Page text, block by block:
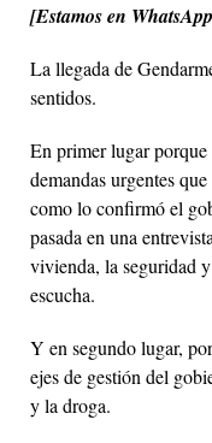
[Estamos en
La llegada de
sentidos.
En primer lugar porque
demandas urgentes
como lo confirmó el
pasada en una
vivienda, la seguridad
escucha.
Y en segundo lugar,
ejes de gestión del
y la droga.